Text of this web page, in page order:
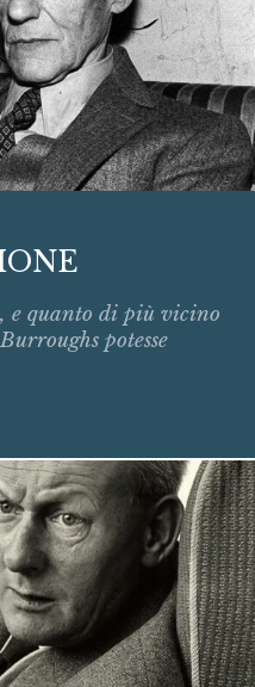
e quanto di più vicino
potesse